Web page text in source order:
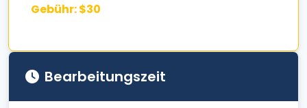
Gebühr: $30
Bearbeitungszeit